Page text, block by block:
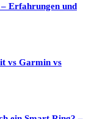
Erfahrungen und
vs Garmin vs